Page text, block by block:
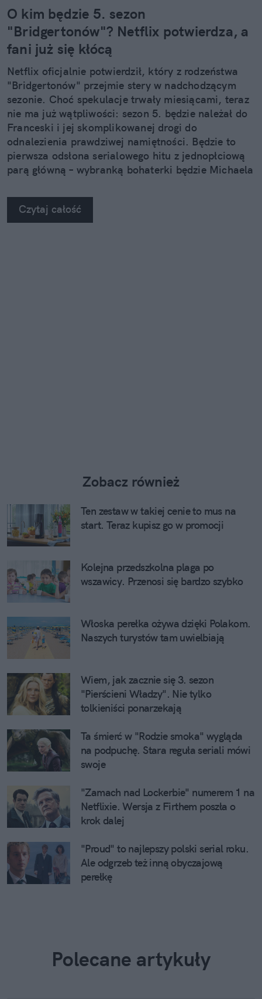
O kim będzie 5. sezon
"Bridgertonów"? Netflix potwierdza, a
fani już się kłócą
Netflix oficjalnie potwierdził, który z rodzeństwa
"Bridgertonów" przejmie stery w nadchodzącym
sezonie. Choć spekulacje trwały miesiącami, teraz
nie ma już wątpliwości: sezon 5. będzie należał do
Franceski i jej skomplikowanej drogi do
odnalezienia prawdziwej namiętności. Będzie to
pierwsza odsłona serialowego hitu z jednopłciową
parą główną – wybranką bohaterki będzie Michaela
Czytaj całość
Zobacz również
Ten zestaw w takiej cenie to mus na
start. Teraz kupisz go w promocji
Kolejna przedszkolna plaga po
wszawicy. Przenosi się bardzo szybko
Włoska perełka ożywa dzięki Polakom.
Naszych turystów tam uwielbiają
Wiem, jak zacznie się 3. sezon
"Pierścieni Władzy". Nie tylko
tolkieniści ponarzekają
Ta śmierć w "Rodzie smoka" wygląda
na podpuchę. Stara reguła seriali mówi
swoje
"Zamach nad Lockerbie" numerem 1 na
Netflixie. Wersja z Firthem poszła o
krok dalej
"Proud" to najlepszy polski serial roku.
Ale odgrzeb też inną obyczajową
perełkę
Polecane artykuły